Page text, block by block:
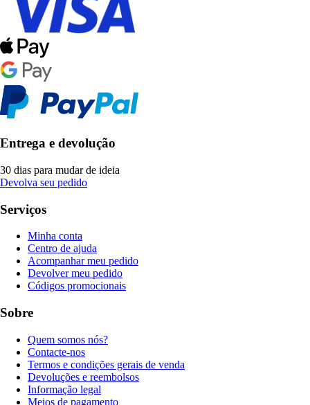
Entrega e devolução
30 dias para mudar de ideia
Devolva seu pedido
Serviços
Minha conta
Centro de ajuda
Acompanhar meu pedido
Devolver meu pedido
Códigos promocionais
Sobre
Quem somos nós?
Contacte-nos
Termos e condições gerais de venda
Devoluções e reembolsos
Informação legal
Meios de pagamento